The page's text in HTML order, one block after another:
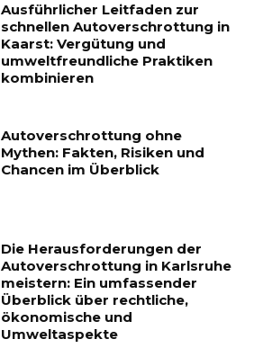
Ausführlicher Leitfaden zur
schnellen Autoverschrottung in
Kaarst: Vergütung und
umweltfreundliche Praktiken
kombinieren
Autoverschrottung ohne
Mythen: Fakten, Risiken und
Chancen im Überblick
Die Herausforderungen der
Autoverschrottung in Karlsruhe
meistern: Ein umfassender
Überblick über rechtliche,
ökonomische und
Umweltaspekte